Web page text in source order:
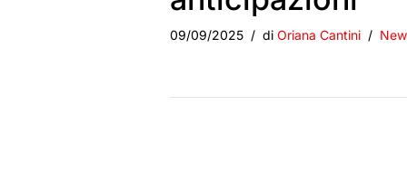
09/09/2025 di Oriana Cantini